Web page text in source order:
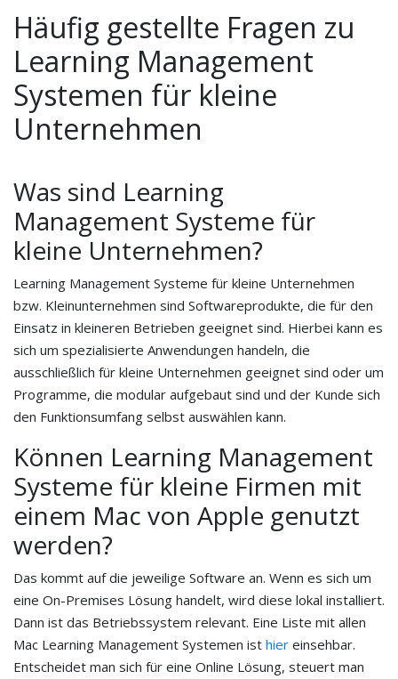
Häufig gestellte Fragen zu
Learning Management
Systemen für kleine
Unternehmen
Was sind Learning
Management Systeme für
kleine Unternehmen?
Learning Management Systeme für kleine Unternehmen
bzw. Kleinunternehmen sind Softwareprodukte, die für den
Einsatz in kleineren Betrieben geeignet sind. Hierbei kann es
sich um spezialisierte Anwendungen handeln, die
ausschließlich für kleine Unternehmen geeignet sind oder um
Programme, die modular aufgebaut sind und der Kunde sich
den Funktionsumfang selbst auswählen kann.
Können Learning Management
Systeme für kleine Firmen mit
einem Mac von Apple genutzt
werden?
Das kommt auf die jeweilige Software an. Wenn es sich um
eine On-Premises Lösung handelt, wird diese lokal installiert.
Dann ist das Betriebssystem relevant. Eine Liste mit allen
Mac Learning Management Systemen ist hier einsehbar.
Entscheidet man sich für eine Online Lösung, steuert man